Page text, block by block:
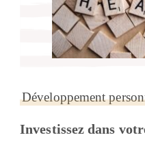
Développement
Investissez dans